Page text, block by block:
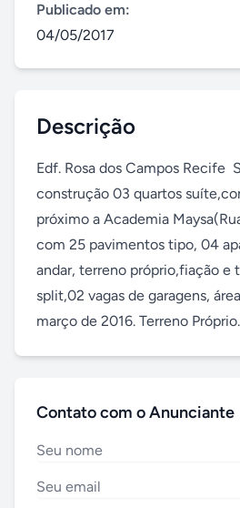
Publicado em:
04/05/2017
Descrição
Edf. Rosa dos Campos Recife
construção 03 quartos
próximo a Academia
com 25 pavimentos tipo, 04
andar, terreno próprio,fiação e
split,02 vagas de garagens,
março de 2016. Terreno
Contato com o Anunciante